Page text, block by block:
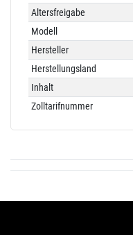
Altersfreigabe
Modell
Hersteller
Herstellungsland
Inhalt
Zolltarifnummer